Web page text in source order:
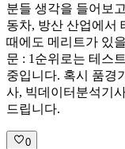
분들 생각을 들어보
동차, 방산 산업에서
때에도 메리트가 있
문 : 1순위로는 테스
중입니다. 혹시 품경
사, 빅데이터분석기
드립니다.
0